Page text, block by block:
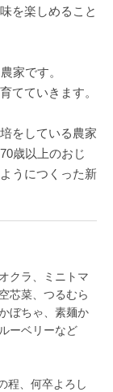
を楽しめること
家です。
てていきます。
をしている農家
歳以上のおじ
うにつくった新
クラ、ミニトマ
芯菜、つるむら
ぼちゃ、素麺か
ーベリーなど
程、何卒よろし